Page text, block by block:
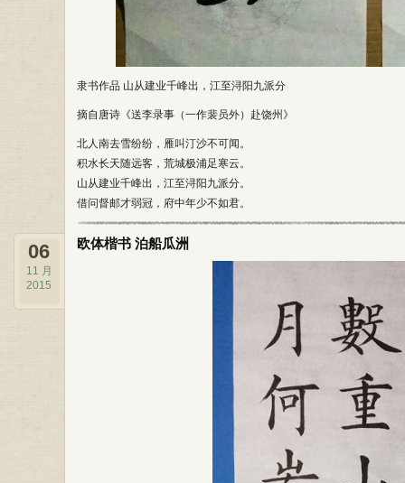
隶书作品 山从建业千峰出，江至浔阳九派分
摘自唐诗《送李录事（一作裴员外）赴饶州》
北人南去雪纷纷，雁叫汀沙不可闻。
积水长天随远客，荒城极浦足寒云。
山从建业千峰出，江至浔阳九派分。
借问督邮才弱冠，府中年少不如君。
欧体楷书 泊船瓜洲
06
11 月
2015